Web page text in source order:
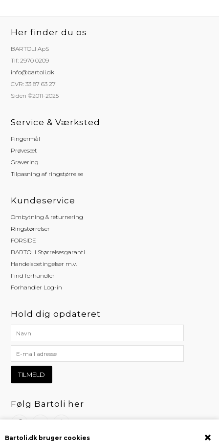
Bartoli.dk bruger cookies
Her finder du os
BARTOLI ApS
Tlf: 2970 0209
info@bartoli.dk
CVR: 33 87 63 27
Siden ©2011-2025
Service & Værksted
Fingermål
Prøvesæt
Gravering
Tilpasning af ringstørrelse
Kundeservice
Ombytning & returnering
Ringstørrelser
FORSIDE
BARTOLI Størrelsesgaranti
Handelsbetingelser m.v.
Find forhandler
Forhandler Log-in
Hold dig opdateret
Følg Bartoli her